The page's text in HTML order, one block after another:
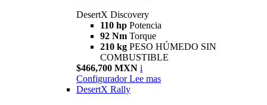
DesertX Discovery
110 hp Potencia
92 Nm Torque
210 kg PESO HÚMEDO SIN
COMBUSTIBLE
$466,700 MXN i
Configurador Lee mas
DesertX Rally